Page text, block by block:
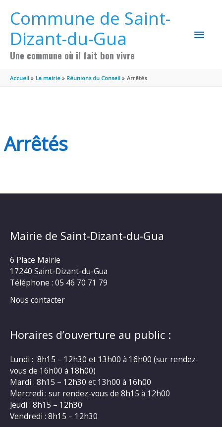
Commune de Saint-
Dizant-du-Gua
Une commune où il fait bon vivre
Accueil La mairie Réunions du Conseil Arrêtés
Arrêtés
Mairie de Saint-Dizant-du-Gua
6 Place Mairie
17240 Saint-Dizant-du-Gua
Téléphone : 05 46 70 71 79
Nous contacter
Horaires d’ouverture au public :
Lundi : 8h15 – 12h30 et 13h00 à 16h00 (sur rendez-
vous de 16h00 à 18h00)
Mardi : 8h15 – 12h30 et 13h00 à 16h00
Mercredi : sur rendez-vous de 8h15 à 12h00
Jeudi : 8h15 – 12h30
Vendredi : 8h15 – 12h30